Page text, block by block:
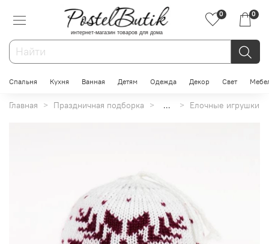
интернет-магазин товаров для дома
0 0
Спальня Кухня Ванная Детям Одежда Декор Свет
Главная Праздничная подборка ... Елочные игрушки